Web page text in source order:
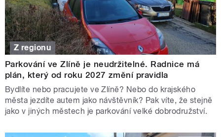
Z regionu
Parkování ve Zlíně je neudržitelné. Radnice má
plán, který od roku 2027 změní pravidla
Bydlíte nebo pracujete ve Zlíně? Nebo do krajského
města jezdíte autem jako návštěvník? Pak víte, že stejně
jako v jiných městech je parkování velké dobrodružství.